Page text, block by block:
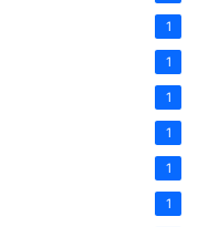
1
1
1
1
1
1